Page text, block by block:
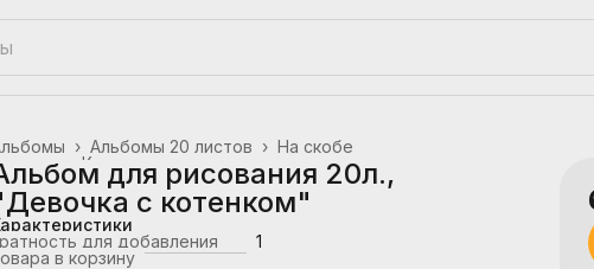
На скобе
Альбомы 20 листов ›
›
Канцтовары, школьные принадлежности
для рисования 20л.,
с котенком"
для добавления
в корзину
1